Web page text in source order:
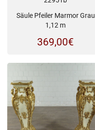
Säule Pfeiler Marmor Grau
1,12 m
369,00€